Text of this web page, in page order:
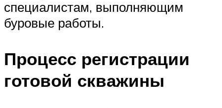
специалистам, выполняющим
буровые работы.
Процесс регистрации
готовой скважины